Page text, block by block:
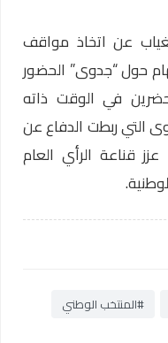
عن اتخاذ مواقف
حول “جدوى” الحضور
في الوقت ذاته
التي ربطت الدفاع عن
قناعة الرأي العام
#المنتخب الوطني